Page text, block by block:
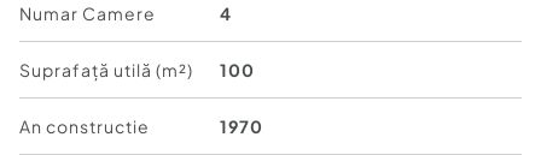
Numar Camere 4
Suprafață utilă (m²) 100
An constructie 1970